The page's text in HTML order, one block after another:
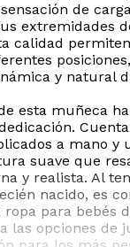
de
extremidades
calidad
y natural
esta muñeca
a mano y
suave que
y realista. Al
nacido, es
para bebés
las opciones de